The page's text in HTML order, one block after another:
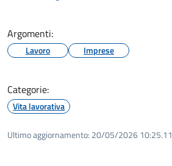
Argomenti:
Lavoro Imprese
Categorie:
Vita lavorativa
Ultimo aggiornamento: 20/05/2026 10:25.11